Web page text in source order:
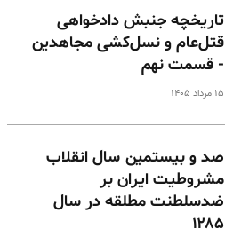
تاریخچه جنبش دادخواهی
قتل‌عام و نسل‌کشی مجاهدین
- قسمت نهم
۱۵ مرداد ۱۴۰۵
صد و بیستمین سال انقلاب
مشروطیت ایران بر
ضدسلطنت مطلقه در سال
۱۲۸۵